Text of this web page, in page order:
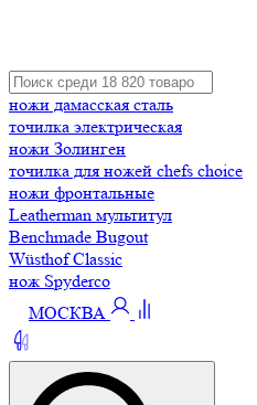
ножи дамасская сталь
точилка электрическая
ножи Золинген
точилка для ножей chefs choice
ножи фронтальные
Leatherman мультитул
Benchmade Bugout
Wüsthof Classic
нож Spyderco
МОСКВА